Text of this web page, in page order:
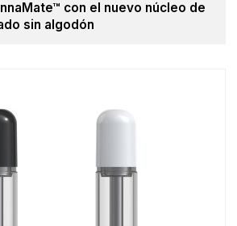
con el nuevo núcleo de
sin algodón